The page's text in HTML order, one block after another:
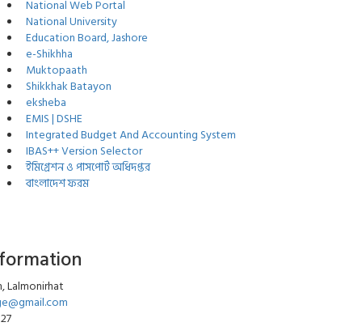
National Web Portal
National University
Education Board, Jashore
e-Shikhha
Muktopaath
Shikkhak Batayon
eksheba
EMIS | DSHE
Integrated Budget And Accounting System
IBAS++ Version Selector
ইমিগ্রেশন ও পাসপোর্ট অধিদপ্তর
বাংলাদেশ ফরম
Lalmonirhat